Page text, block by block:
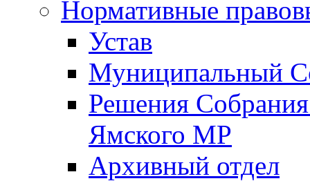
Нормативные
Устав
Муниципальный
Решения
Ямского МР
Архивный отдел